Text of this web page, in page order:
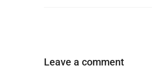
Leave a comment